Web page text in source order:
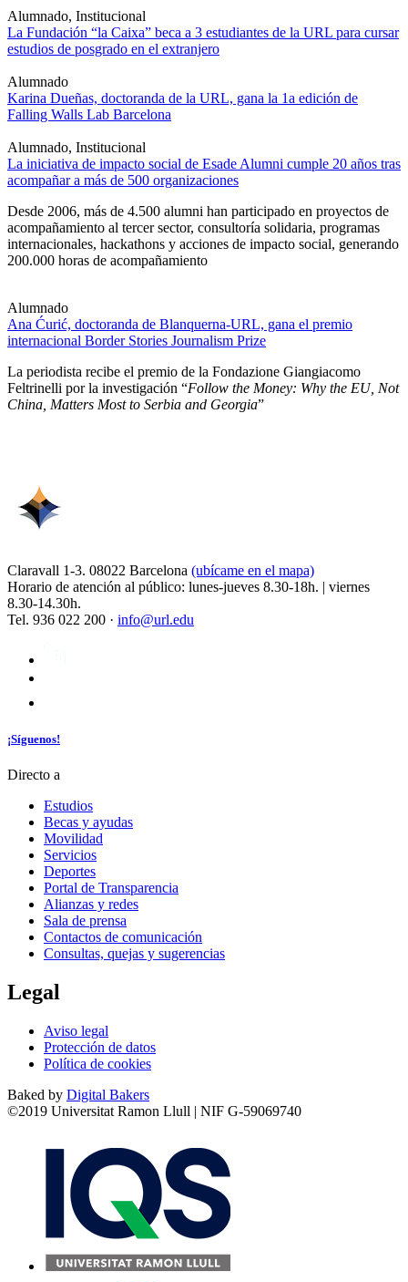
Alumnado, Institucional
La Fundación “la Caixa” beca a 3 estudiantes de la URL para cursar
estudios de posgrado en el extranjero
Alumnado
Karina Dueñas, doctoranda de la URL, gana la 1a edición de
Falling Walls Lab Barcelona
Alumnado, Institucional
La iniciativa de impacto social de Esade Alumni cumple 20 años tras
acompañar a más de 500 organizaciones
Desde 2006, más de 4.500 alumni han participado en proyectos de
acompañamiento al tercer sector, consultoría solidaria, programas
internacionales, hackathons y acciones de impacto social, generando
200.000 horas de acompañamiento
Alumnado
Ana Ćurić, doctoranda de Blanquerna-URL, gana el premio
internacional Border Stories Journalism Prize
La periodista recibe el premio de la Fondazione Giangiacomo
Feltrinelli por la investigación “Follow the Money: Why the EU, Not
China, Matters Most to Serbia and Georgia”
Claravall 1-3. 08022 Barcelona (ubícame en el mapa)
Horario de atención al público: lunes-jueves 8.30-18h. | viernes
8.30-14.30h.
Tel. 936 022 200 · info@url.edu
¡Síguenos!
Directo a
Estudios
Becas y ayudas
Movilidad
Servicios
Deportes
Portal de Transparencia
Alianzas y redes
Sala de prensa
Contactos de comunicación
Consultas, quejas y sugerencias
Legal
Aviso legal
Protección de datos
Política de cookies
Baked by Digital Bakers
©2019 Universitat Ramon Llull | NIF G-59069740